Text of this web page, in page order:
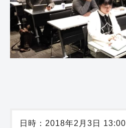
日時：2018年2月3日 13:00